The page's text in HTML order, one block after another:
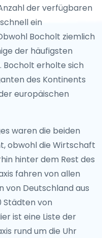
der verfügbaren
ein
Bocholt ziemlich
der häufigsten
Bocholt erholte sich
des Kontinents
europäischen
waren die beiden
obwohl die Wirtschaft
hinter dem Rest des
fahren von allen
von Deutschland aus
Städten von
ist eine Liste der
rund um die Uhr